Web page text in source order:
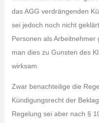
das AGG verdrängenden
sei jedoch noch nicht
Personen als Arbeitnehmer
man dies zu Gunsten des
wirksam.
Zwar benachteilige die
Kündigungsrecht der
Regelung sei aber nach §